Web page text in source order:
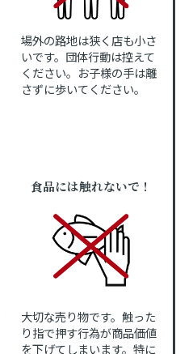
場外の路地は狭く店も小さ
いです。団体行動は控えて
ください。お子様の手は離
さずに歩いてください。
食品には触れないで！
大切な売り物です。触った
り指で押す行為が商品価値
を下げてしまいます。特に